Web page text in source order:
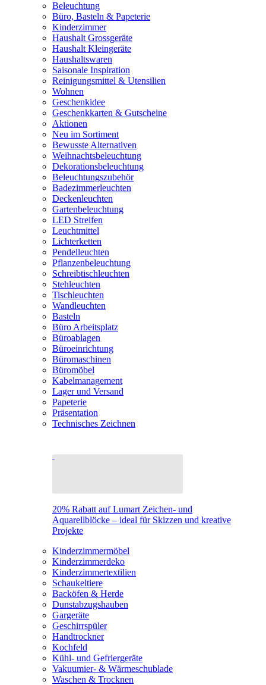
Beleuchtung
Büro, Basteln & Papeterie
Kinderzimmer
Haushalt Grossgeräte
Haushalt Kleingeräte
Haushaltswaren
Saisonale Inspiration
Reinigungsmittel & Utensilien
Wohnen
Geschenkidee
Geschenkkarten & Gutscheine
Aktionen
Neu im Sortiment
Bewusste Alternativen
Weihnachtsbeleuchtung
Dekorationsbeleuchtung
Beleuchtungszubehör
Badezimmerleuchten
Deckenleuchten
Gartenbeleuchtung
LED Streifen
Leuchtmittel
Lichterketten
Pendelleuchten
Pflanzenbeleuchtung
Schreibtischleuchten
Stehleuchten
Tischleuchten
Wandleuchten
Basteln
Büro Arbeitsplatz
Büroablagen
Büroeinrichtung
Büromaschinen
Büromöbel
Kabelmanagement
Lager und Versand
Papeterie
Präsentation
Technisches Zeichnen
20% Rabatt auf Lumart Zeichen- und
Aquarellblöcke – ideal für Skizzen und kreative
Projekte
Kinderzimmermöbel
Kinderzimmerdeko
Kinderzimmertextilien
Schaukeltiere
Backöfen & Herde
Dunstabzugshauben
Gargeräte
Geschirrspüler
Handtrockner
Kochfeld
Kühl- und Gefriergeräte
Vakuumier- & Wärmeschublade
Waschen & Trocknen